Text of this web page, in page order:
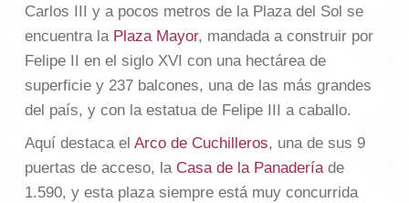
Carlos III y a pocos metros de la Plaza del Sol se
encuentra la Plaza Mayor, mandada a construir por
Felipe II en el siglo XVI con una hectárea de
superficie y 237 balcones, una de las más grandes
del país, y con la estatua de Felipe III a caballo.
Aquí destaca el Arco de Cuchilleros, una de sus 9
puertas de acceso, la Casa de la Panaderíade
1.590, y esta plaza siempre está muy concurrida